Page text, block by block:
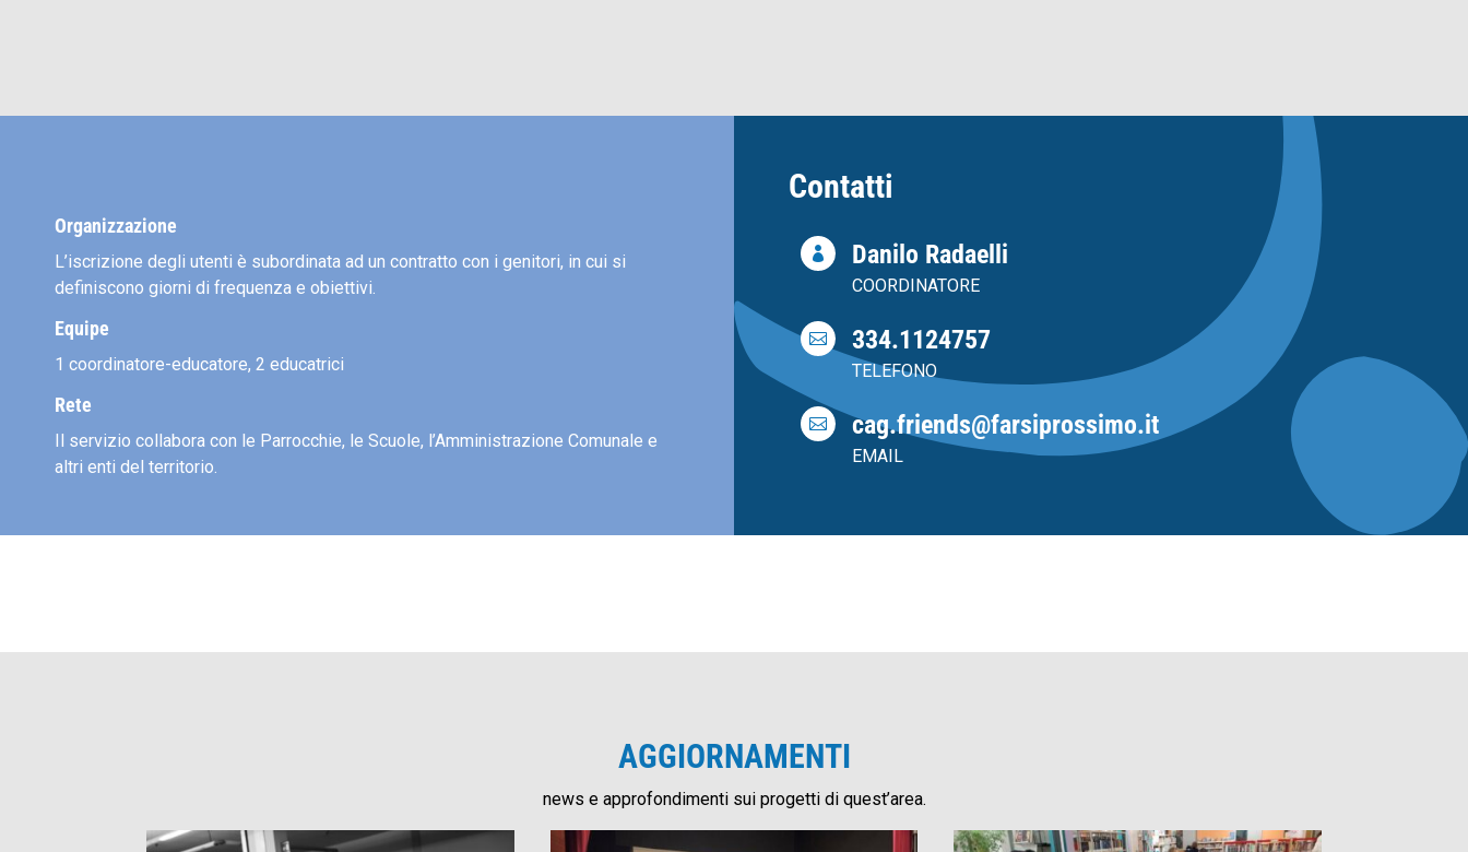
Organizzazione
L’iscrizione degli utenti è subordinata ad un contratto con i genitori, in cui si
definiscono giorni di frequenza e obiettivi.
Equipe
1 coordinatore-educatore, 2 educatrici
Rete
Il servizio collabora con le Parrocchie, le Scuole, l’Amministrazione Comunale e
altri enti del territorio.
Contatti
 Danilo Radaelli
COORDINATORE
 334.1124757
TELEFONO
 cag.friends@farsiprossimo.it
EMAIL
AGGIORNAMENTI
news e approfondimenti sui progetti di quest’area.